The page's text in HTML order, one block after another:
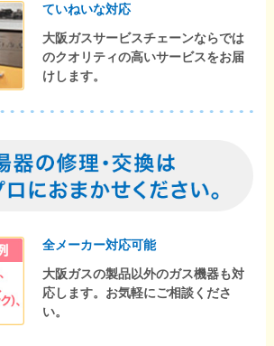
ていねいな対応
大阪ガスサービスチェーンならでは
のクオリティの高いサービスをお届
けします。
全メーカー対応可能
大阪ガスの製品以外のガス機器も対
応します。お気軽にご相談くださ
い。